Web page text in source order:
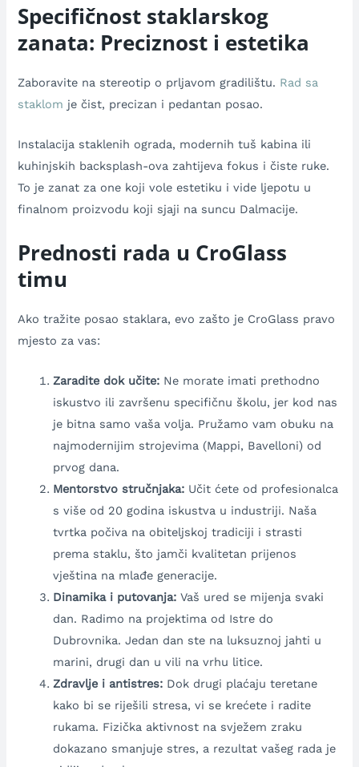
Specifičnost staklarskog
zanata: Preciznost i estetika
Zaboravite na stereotip o prljavom gradilištu. Rad sa
staklom je čist, precizan i pedantan posao.
Instalacija staklenih ograda, modernih tuš kabina ili
kuhinjskih backsplash-ova zahtijeva fokus i čiste ruke.
To je zanat za one koji vole estetiku i vide ljepotu u
finalnom proizvodu koji sjaji na suncu Dalmacije.
Prednosti rada u CroGlass
timu
Ako tražite posao staklara, evo zašto je CroGlass pravo
mjesto za vas:
Zaradite dok učite: Ne morate imati prethodno
iskustvo ili završenu specifičnu školu, jer kod nas
je bitna samo vaša volja. Pružamo vam obuku na
najmodernijim strojevima (Mappi, Bavelloni) od
prvog dana.
Mentorstvo stručnjaka: Učit ćete od profesionalca
s više od 20 godina iskustva u industriji. Naša
tvrtka počiva na obiteljskoj tradiciji i strasti
prema staklu, što jamči kvalitetan prijenos
vještina na mlađe generacije.
Dinamika i putovanja: Vaš ured se mijenja svaki
dan. Radimo na projektima od Istre do
Dubrovnika. Jedan dan ste na luksuznoj jahti u
marini, drugi dan u vili na vrhu litice.
Zdravlje i antistres: Dok drugi plaćaju teretane
kako bi se riješili stresa, vi se krećete i radite
rukama. Fizička aktivnost na svježem zraku
dokazano smanjuje stres, a rezultat vašeg rada je